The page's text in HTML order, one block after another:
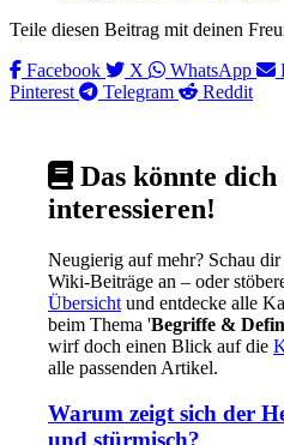
Teile diesen Beitrag mit deinen
Facebook
X WhatsApp
Pinterest
Telegram Reddit
Das könnte dich
interessieren!
Neugierig auf mehr? Schau
Wiki-Beiträge an – oder
Übersicht und entdecke alle
beim Thema 'Begriffe &
wirf doch einen Blick auf die
alle passenden Artikel.
Warum zeigt sich der
und stürmisch?